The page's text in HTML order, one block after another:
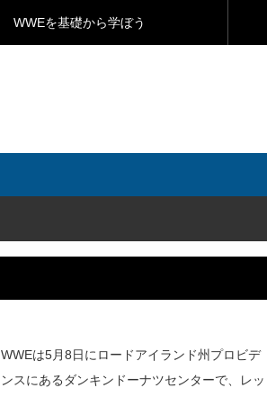
WWEを基礎から学ぼう
WWEは5月8日にロードアイランド州プロビデ
ンスにあるダンキンドーナツセンターで、レッ